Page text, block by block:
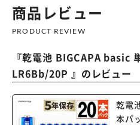
商品レビュー
PRODUCT REVIEW
『乾電池 BIGCAPA basic
LR6Bb/20P 』のレビュー
乾電
本パ
カートに入れる